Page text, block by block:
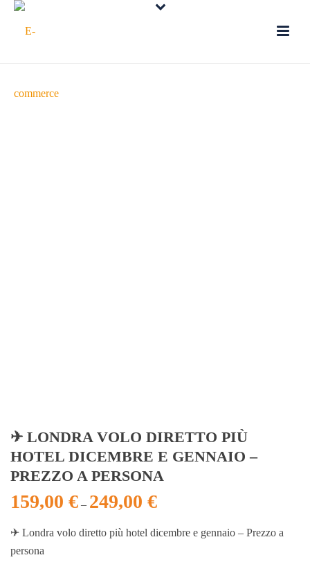
✈ LONDRA VOLO DIRETTO PIÙ
HOTEL DICEMBRE E GENNAIO –
PREZZO A PERSONA
159,00 € – 249,00 €
✈ Londra volo diretto più hotel dicembre e gennaio – Prezzo a
persona